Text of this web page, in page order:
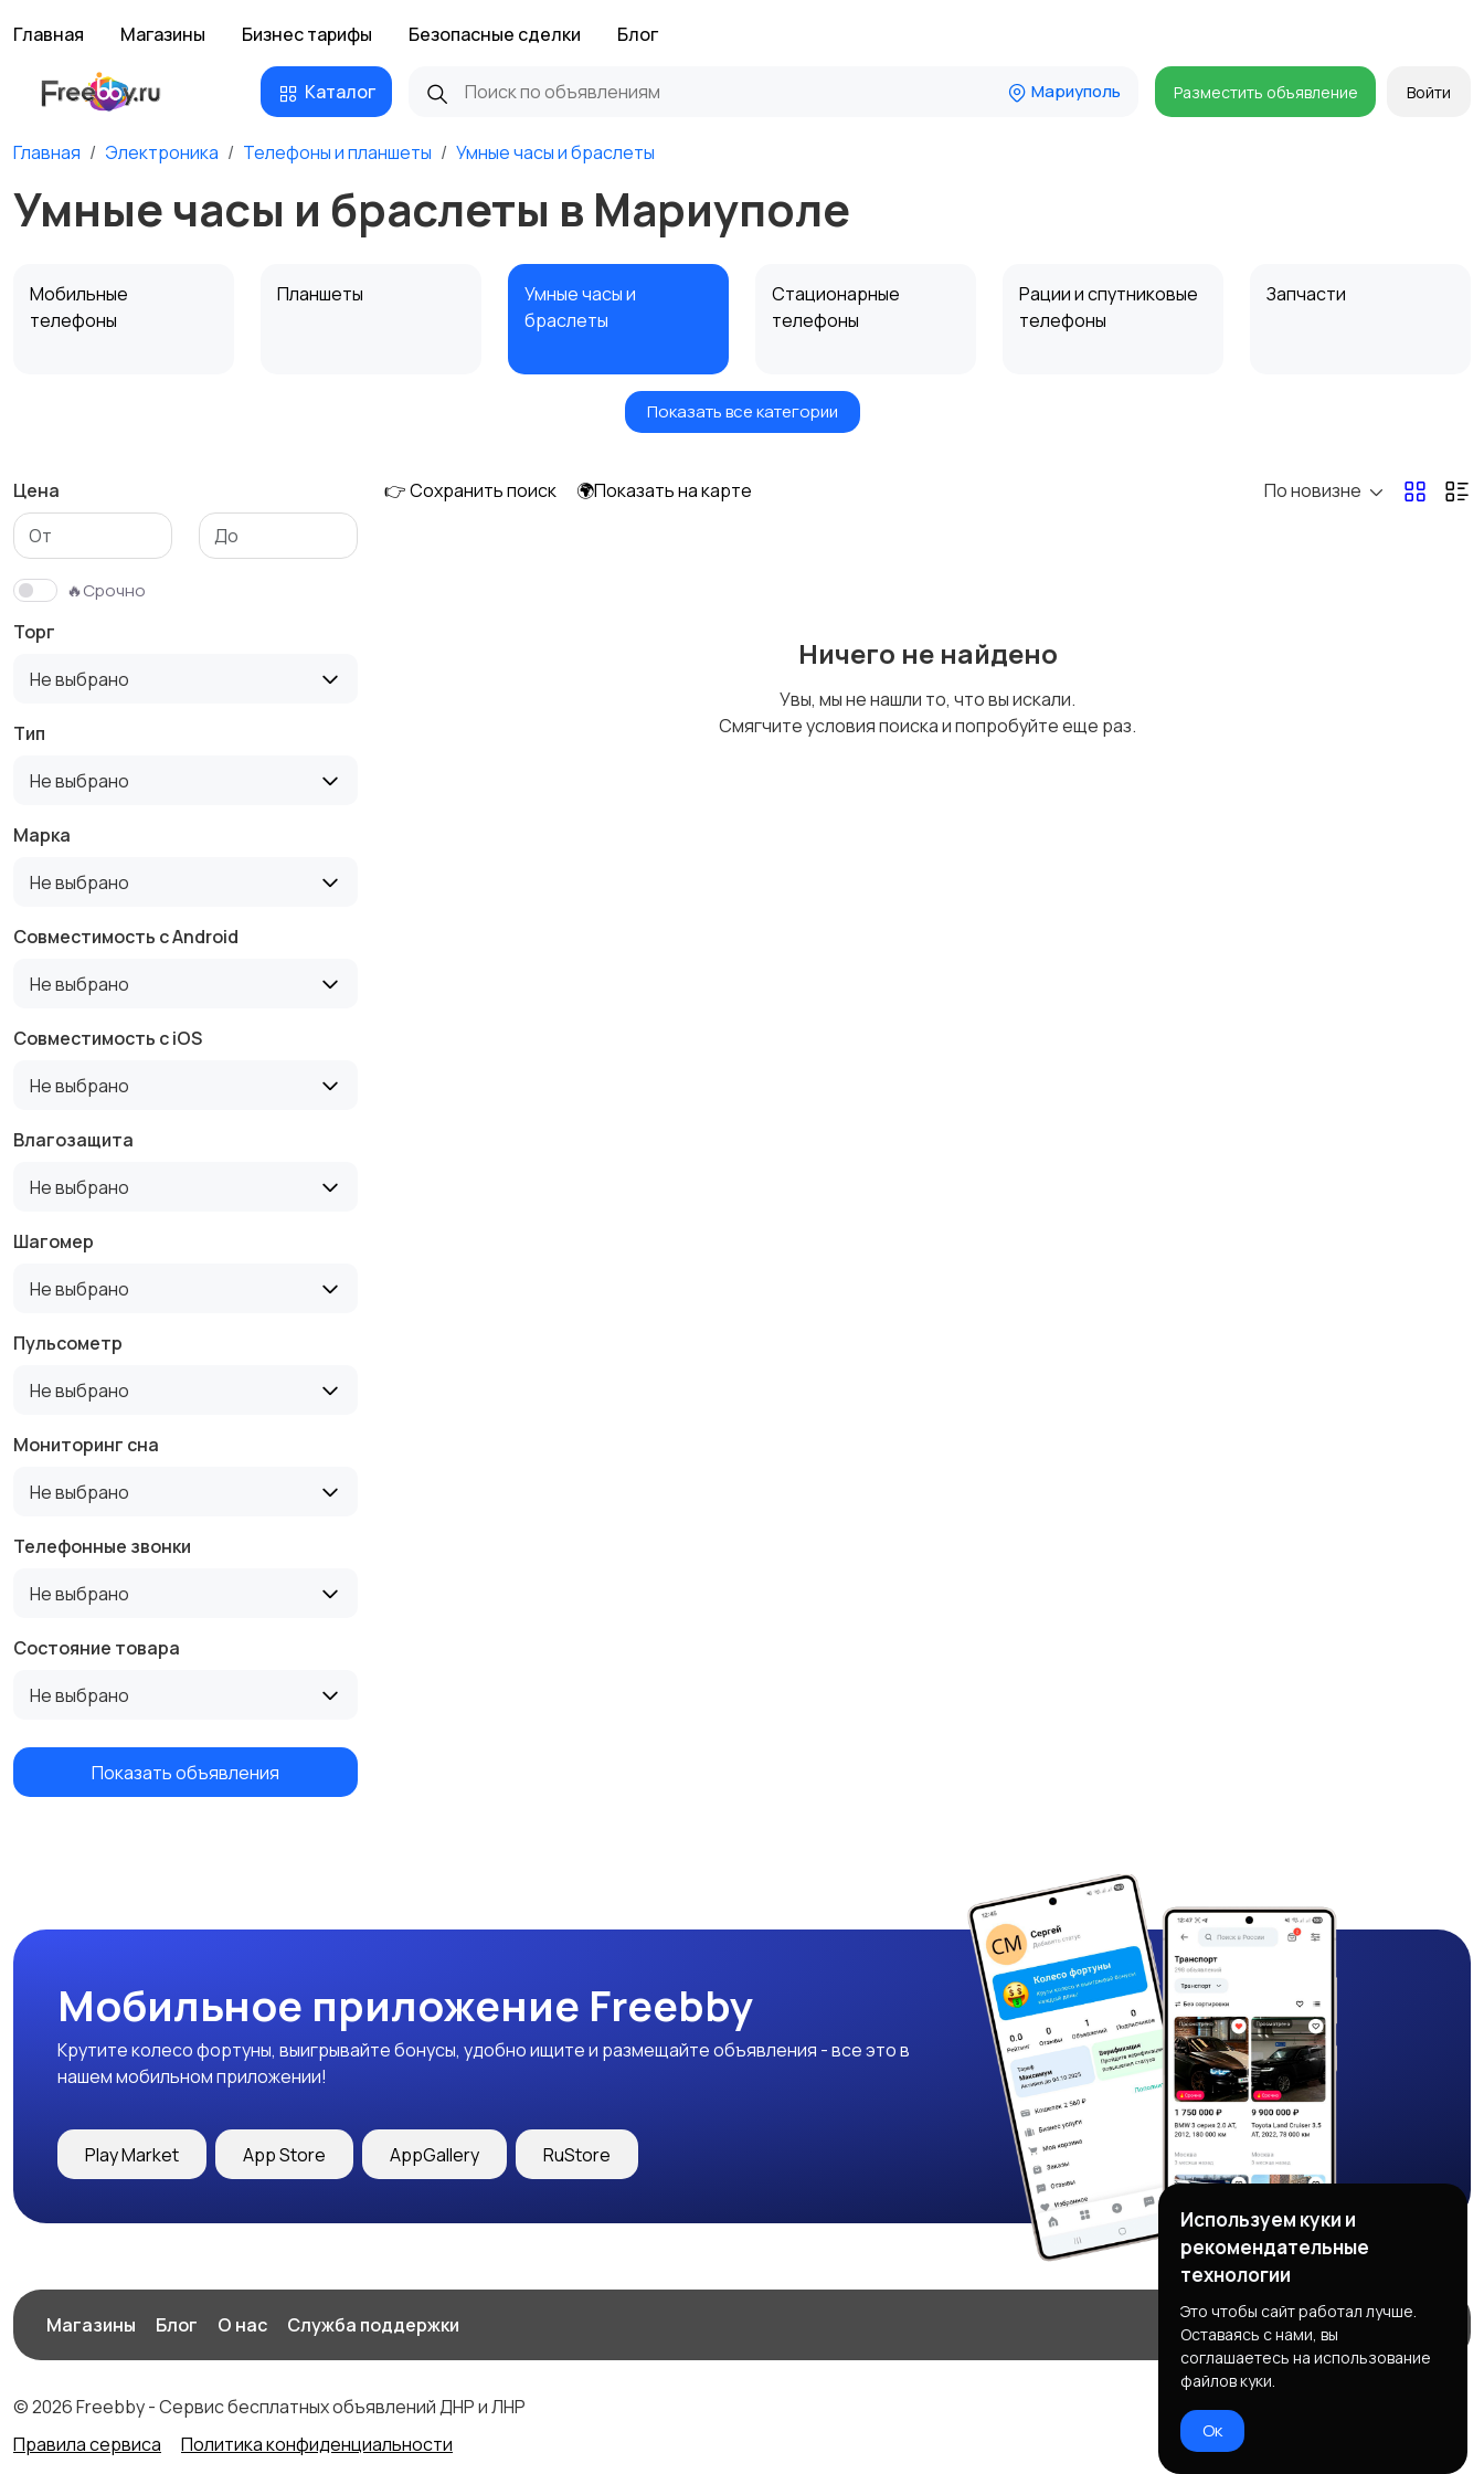
Главная Магазины Бизнес тарифы Безопасные сделки Блог
Каталог Мариуполь Разместить объявление Войти
Главная Электроника Телефоны и планшеты Умные часы и браслеты
Умные часы и браслеты в Мариуполе
Мобильные
телефоны
Планшеты
Умные часы и
браслеты
Стационарные
телефоны
Рации и спутниковые
телефоны
Запчасти
Показать все категории
Цена
🔥Срочно
Торг
Не выбрано
Тип
Не выбрано
Марка
Не выбрано
Совместимость с Android
Не выбрано
Совместимость с iOS
Не выбрано
Влагозащита
Не выбрано
Шагомер
Не выбрано
Пульсометр
Не выбрано
Мониторинг сна
Не выбрано
Телефонные звонки
Не выбрано
Состояние товара
Не выбрано
Показать объявления
👉 Сохранить поиск 🌍Показать на карте По новизне
Ничего не найдено
Увы, мы не нашли то, что вы искали.
Смягчите условия поиска и попробуйте еще раз.
Мобильное приложение Freebby
Крутите колесо фортуны, выигрывайте бонусы, удобно ищите и размещайте объявления - все это в
нашем мобильном приложении!
Play Market App Store AppGallery RuStore
Магазины Блог О нас Служба поддержки
© 2026 Freebby - Сервис бесплатных объявлений ДНР и ЛНР
Правила сервиса
Политика конфиденциальности
Используем куки и
рекомендательные
технологии
Это чтобы сайт работал лучше.
Оставаясь с нами, вы
соглашаетесь на использование
файлов куки.
Ок